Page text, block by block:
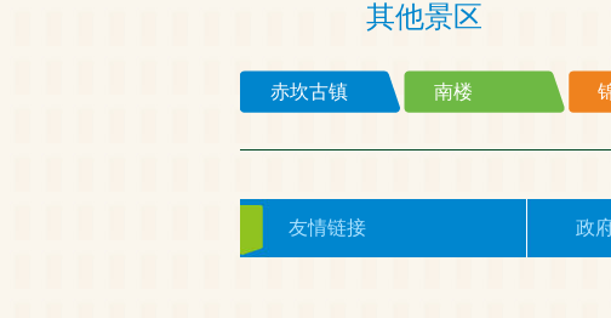
其他景区
赤坎古镇 南楼
友情链接 政